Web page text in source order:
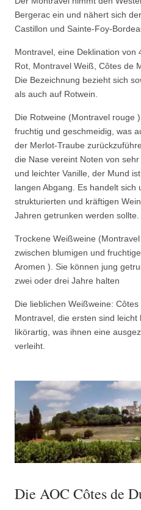
Bergerac ein und nähert sich
Castillon und Sainte-Foy-
Montravel, eine Deklination von
Rot, Montravel Weiß, Côtes de
Die Bezeichnung bezieht sich
als auch auf Rotwein.
Die Rotweine (Montravel rouge
fruchtig und geschmeidig, was
der Merlot-Traube
die Nase vereint Noten von
und leichter Vanille, der Mund
langen Abgang. Es handelt sich
strukturierten und kräftigen
Jahren getrunken werden sollte.
Trockene Weißweine
zwischen blumigen und
Aromen ). Sie können jung
zwei oder drei Jahre halten
Die lieblichen Weißweine:
Montravel, die ersten sind
likörartig, was ihnen eine
verleiht.
Die AOC Côtes de